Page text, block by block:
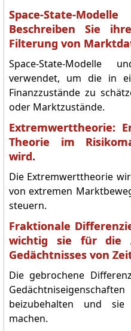
Space-State-
Beschreiben Sie
Filterung von
Space-State-Modelle
verwendet, um die in
Finanzzustände zu
oder Marktzustände.
Extremwerttheorie:
Theorie im
wird.
Die Extremwerttheorie
von extremen
steuern.
Fraktionale
wichtig sie für die
Gedächtnisses von
Die gebrochene
beizubehalten und
machen.